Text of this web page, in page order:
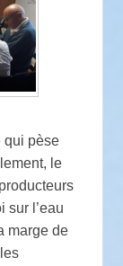
qui pèse
le
sur l’eau
marge de